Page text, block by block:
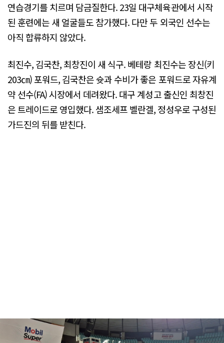
연습경기를 치르며 담금질한다. 23일 대구체육관에서 시작
된 훈련에는 새 얼굴들도 참가했다. 다만 두 외국인 선수는
아직 합류하지 않았다.
최진수, 김국찬, 최창진이 새 식구. 베테랑 최진수는 장신(키
203㎝) 포워드, 김국찬은 슛과 수비가 좋은 포워드로 자유계
약 선수(FA) 시장에서 데려왔다. 대구 계성고 출신인 최창진
은 트레이드로 영입했다. 샘조세프 벨란겔, 정성우로 구성된
가드진의 뒤를 받친다.